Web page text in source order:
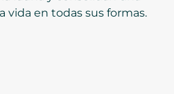
vida en todas sus formas.